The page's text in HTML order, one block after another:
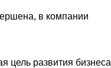
в компании
цель развития бизнеса